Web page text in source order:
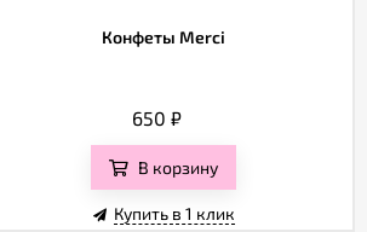
Конфеты Merci
650 ₽
В корзину
Купить в 1 клик